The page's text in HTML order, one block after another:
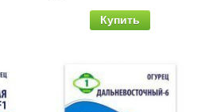
Купить
Успех
жука
и садовых муравьев